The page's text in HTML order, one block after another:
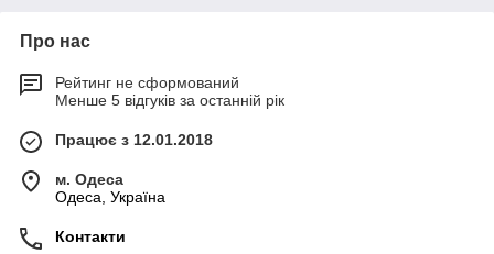
Про нас
Рейтинг не сформований
Менше 5 відгуків за останній рік
Працює з 12.01.2018
м. Одеса
Одеса, Україна
Контакти